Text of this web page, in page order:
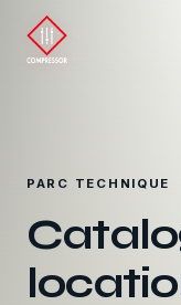
PARC TECHNIQUE